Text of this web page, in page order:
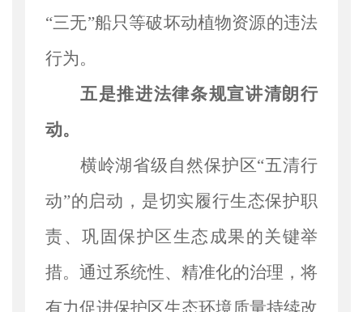
“三无”船只等破坏动植物资源的违法
行为。
五是推进法律条规宣讲清朗 行
动。
横岭湖省级自然保护区“五清行
动”的启动，是切实履行生态保护职
责、巩固保护区生态成果的关键举
措。通过系统性、精准化的治理，将
有力促进保护区生态环境质量持续改